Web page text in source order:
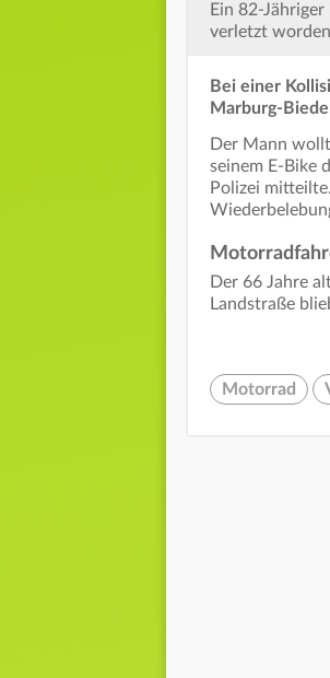
Ein 82-
verletzt
Bei einer
Marburg-
Der Mann
seinem E-Bike
Polizei
Der 66 Jahre
Landstraße
Motorrad